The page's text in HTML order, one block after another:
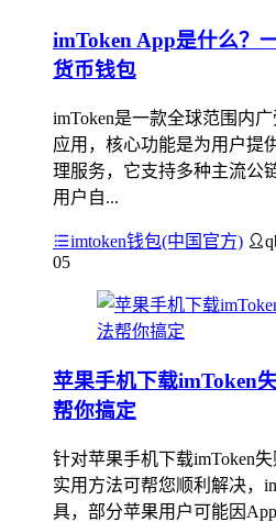
imToken App是什么？
货币钱包
imToken是一款全球范围内
应用，核心功能是为用户提
理服务，它支持多种主流公
用户自...
imtoken钱包(中国官方)
05
苹果手机下载imToken
帮你搞定
针对苹果手机下载imToken
实用方法可帮您顺利解决，
具，部分苹果用户可能因